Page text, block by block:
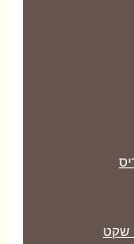
שקט